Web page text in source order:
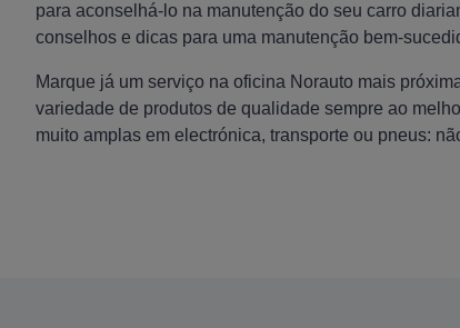
para aconselhá-lo na manutenção do seu carro
conselhos e dicas para uma manutenção bem-
Marque já um serviço na oficina Norauto mais
variedade de produtos de qualidade sempre ao
muito amplas em electrónica, transporte ou pneus: